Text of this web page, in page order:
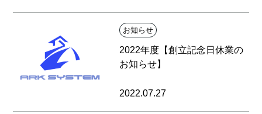
お知らせ
2022年度【創立記念日休業の
お知らせ】
2022.07.27